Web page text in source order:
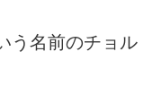
う名前のチョル